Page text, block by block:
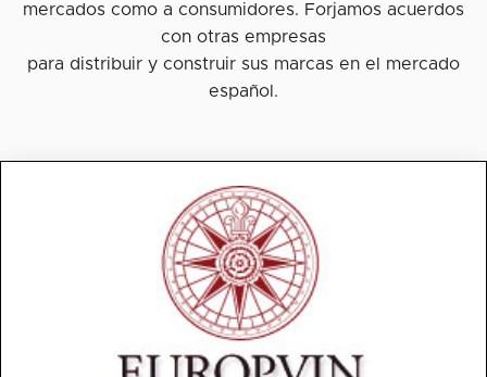
mercados como a consumidores. Forjamos acuerdos
con otras empresas
para distribuir y construir sus marcas en el mercado
español.